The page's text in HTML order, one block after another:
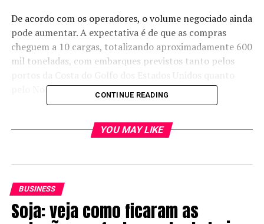
De acordo com os operadores, o volume negociado ainda
pode aumentar. A expectativa é de que as compras
cheguem a 10 cargas, totalizando aproximadamente 600
mil toneladas, com embarques previstos tanto pelos
pelo Noroeste do Pacífico.
a soja: acesse acomunidadeSoja Brasil no
comerciais entre Estados Unidos e China. Segundo a Casa
Branca, Pequim se comprometeu a comprar 25 milhões
de toneladas de soja norte-americana por ano, além de
CONTINUE READING
YOU MAY LIKE
BUSINESS
Soja: veja como ficaram as